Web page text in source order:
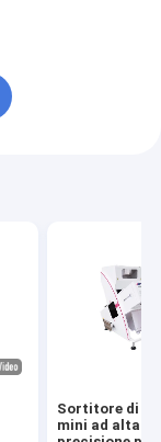
Sortitore di
mini ad alta